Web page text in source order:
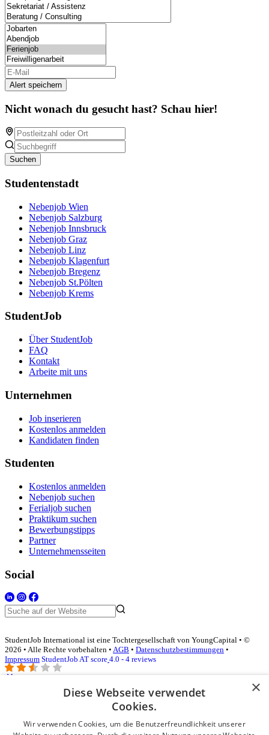
Alert speichern
Nicht wonach du gesucht hast? Schau hier!
Suchen
Studentenstadt
Nebenjob Wien
Nebenjob Salzburg
Nebenjob Innsbruck
Nebenjob Graz
Nebenjob Linz
Nebenjob Klagenfurt
Nebenjob Bregenz
Nebenjob St.Pölten
Nebenjob Krems
StudentJob
Über StudentJob
FAQ
Kontakt
Arbeite mit uns
Unternehmen
Job inserieren
Kostenlos anmelden
Kandidaten finden
Studenten
Kostenlos anmelden
Nebenjob suchen
Ferialjob suchen
Praktikum suchen
Bewerbungstipps
Partner
Unternehmensseiten
Social
StudentJob International ist eine Tochtergesellschaft von YoungCapital • ©
2026 • Alle Rechte vorbehalten • AGB • Datenschutzbestimmungen •
Impressum StudentJob AT score 4.0 - 4 reviews
Login für Unternehmen
E-Mail*
×
Diese Webseite verwendet
Cookies.
Wir verwenden Cookies, um die Benutzerfreundlichkeit unserer